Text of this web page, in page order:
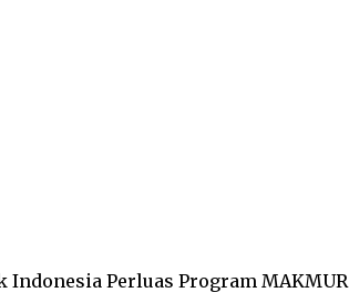
Indonesia Perluas Program MAKMUR